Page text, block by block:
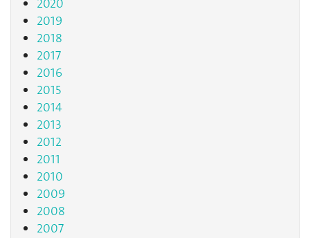
2020
2019
2018
2017
2016
2015
2014
2013
2012
2011
2010
2009
2008
2007